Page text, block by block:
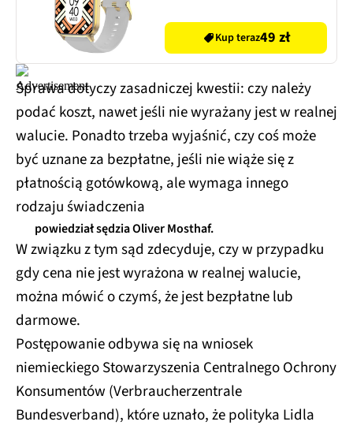
Kup teraz49 zł
Sprawa dotyczy zasadniczej kwestii: czy należy
podać koszt, nawet jeśli nie wyrażany jest w realnej
walucie. Ponadto trzeba wyjaśnić, czy coś może
być uznane za bezpłatne, jeśli nie wiąże się z
płatnością gotówkową, ale wymaga innego
rodzaju świadczenia
powiedział sędzia Oliver Mosthaf.
W związku z tym sąd zdecyduje, czy w przypadku
gdy cena nie jest wyrażona w realnej walucie,
można mówić o czymś, że jest bezpłatne lub
darmowe.
Postępowanie odbywa się na wniosek
niemieckiego Stowarzyszenia Centralnego Ochrony
Konsumentów (Verbraucherzentrale
Bundesverband), które uznało, że polityka Lidla